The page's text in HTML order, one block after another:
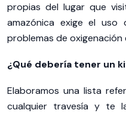
propias del lugar que
amazónica exige el uso
problemas de oxigenación
¿Qué debería tener un
Elaboramos una lista
cualquier travesía y te